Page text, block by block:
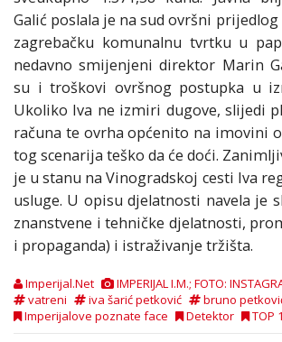
Galić poslala je na sud ovršni prijedlog
zagrebačku komunalnu tvrtku u
nedavno smijenjeni direktor Marin
su i troškovi ovršnog postupka u
Ukoliko Iva ne izmiri dugove, slijedi
računa te ovrha općenito na imovini
tog scenarija teško da će doći.
je u stanu na Vinogradskoj cesti Iva
usluge. U opisu djelatnosti navela je
znanstvene i tehničke djelatnosti,
i propaganda) i istraživanje tržišta.
Imperijal.Net
IMPERIJAL I.M.; FOTO:
vatreni
iva šarić petković bruno
Imperijalove poznate face
Detektor TOP